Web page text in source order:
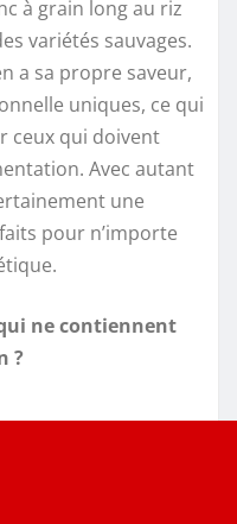
à grain long au riz
variétés sauvages.
a sa propre saveur,
uniques, ce qui
ceux qui doivent
Avec autant
une
pour n’importe
ne contiennent
?